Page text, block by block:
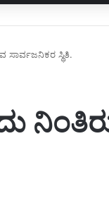
ಸಾರ್ವಜನಿಕರ ಸ್ಥಿತಿ.